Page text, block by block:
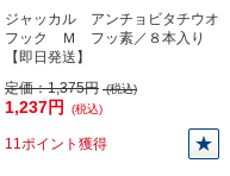
ジャッカル アンチョビタチウオ
フック Ｍ フッ素／８本入り
【即日発送】
定価：1,375円 (税込)
1,237円 (税込)
11ポイント獲得